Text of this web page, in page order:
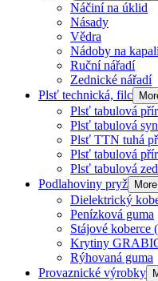
Náčiní na úklid
Násady
Vědra
Nádoby na
Ruční nářadí
Zednické nářadí
Plsť technická, filc
Plsť tabulová
Plsť tabulová
Plsť TTN tuhá
Plsť tabulová
Plsť tabulová
Podlahoviny pryž
Dielektrický
Penízková guma
Stájové
Krytiny
Rýhovaná guma
Provaznické výrobky